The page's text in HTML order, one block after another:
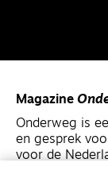
Magazine
Onderweg is
en gesprek
voor de